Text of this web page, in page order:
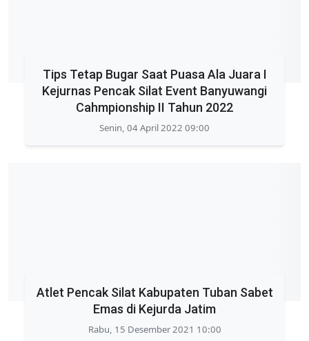
Tips Tetap Bugar Saat Puasa Ala Juara I
Kejurnas Pencak Silat Event Banyuwangi
Cahmpionship II Tahun 2022
Senin, 04 April 2022 09:00
Atlet Pencak Silat Kabupaten Tuban Sabet
Emas di Kejurda Jatim
Rabu, 15 Desember 2021 10:00